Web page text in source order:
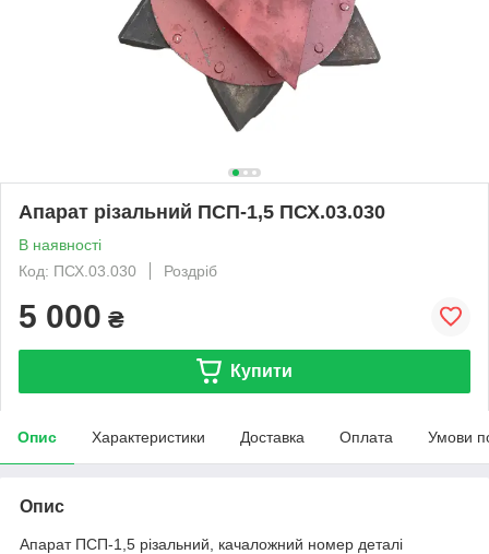
Апарат різальний ПСП-1,5 ПСХ.03.030
В наявності
Код: ПСХ.03.030
Роздріб
5 000 ₴
Купити
Опис Характеристики Доставка Оплата Умови
Опис
Апарат ПСП-1,5 різальний, качаложний номер деталі